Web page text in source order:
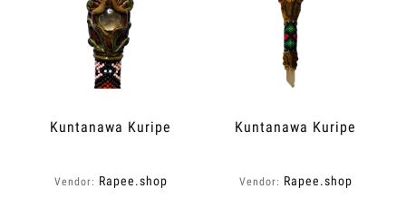
Kuntanawa Kuripe
Vendor: Rapee.shop
Kuntanawa Kuripe
Vendor: Rapee.shop